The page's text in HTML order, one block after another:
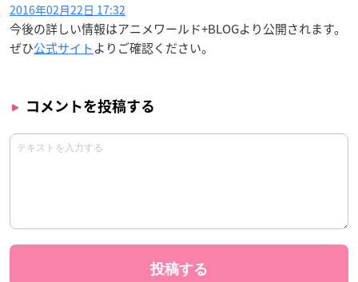
2016年02月22日 17:32
今後の詳しい情報はアニメワールド+BLOGより公開されます。
ぜひ公式サイトよりご確認ください。
コメントを投稿する